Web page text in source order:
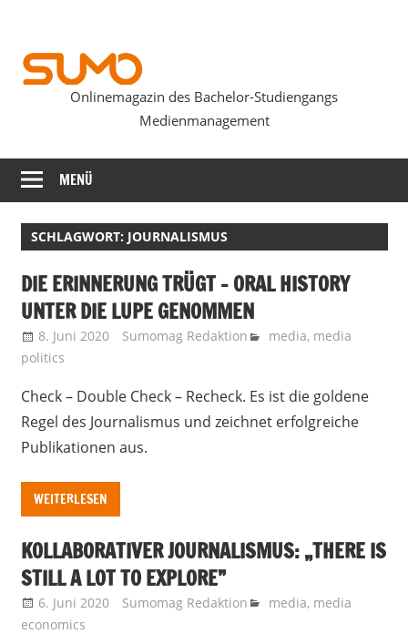
springen
SUMOmag
Onlinemagazin des Bachelor-Studiengangs
Medienmanagement
MENÜ
SCHLAGWORT: JOURNALISMUS
DIE ERINNERUNG TRÜGT – ORAL HISTORY
UNTER DIE LUPE GENOMMEN
8. Juni 2020 Sumomag Redaktion media, media
politics
Check – Double Check – Recheck. Es ist die goldene
Regel des Journalismus und zeichnet erfolgreiche
Publikationen aus.
WEITERLESEN
KOLLABORATIVER JOURNALISMUS: „THERE IS
STILL A LOT TO EXPLORE”
6. Juni 2020 Sumomag Redaktion media, media
economics